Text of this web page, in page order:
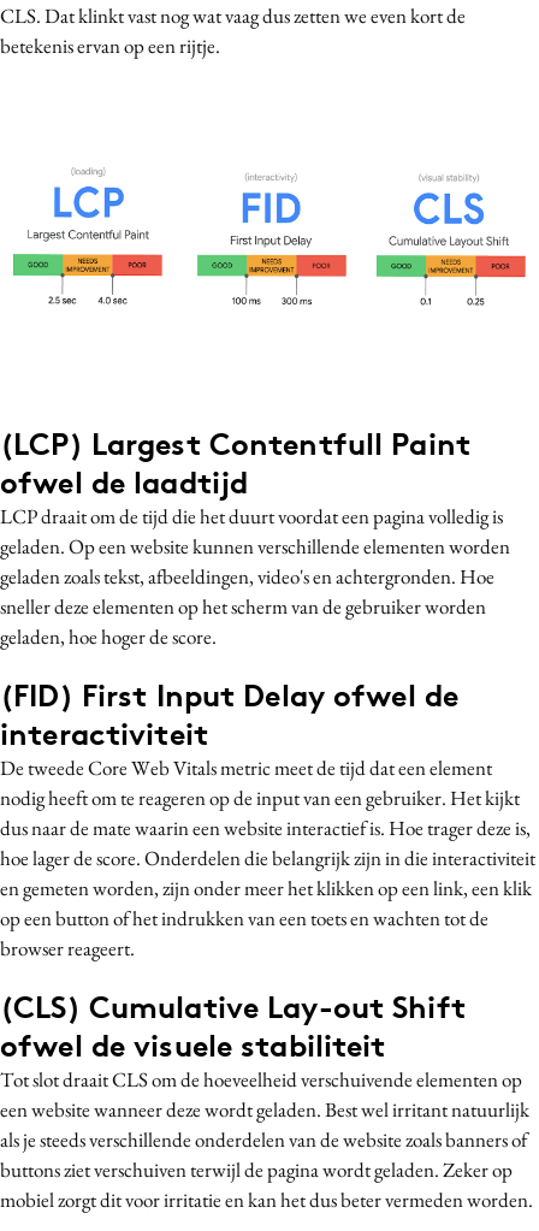
CLS. Dat klinkt vast nog wat vaag dus zetten we even kort de
betekenis ervan op een rijtje.
(LCP) Largest Contentfull Paint
ofwel de laadtijd
LCP draait om de tijd die het duurt voordat een pagina volledig is
geladen. Op een website kunnen verschillende elementen worden
geladen zoals tekst, afbeeldingen, video's en achtergronden. Hoe
sneller deze elementen op het scherm van de gebruiker worden
geladen, hoe hoger de score.
(FID) First Input Delay ofwel de
interactiviteit
De tweede Core Web Vitals metric meet de tijd dat een element
nodig heeft om te reageren op de input van een gebruiker. Het kijkt
dus naar de mate waarin een website interactief is. Hoe trager deze is,
hoe lager de score. Onderdelen die belangrijk zijn in die interactiviteit
en gemeten worden, zijn onder meer het klikken op een link, een klik
op een button of het indrukken van een toets en wachten tot de
browser reageert.
(CLS) Cumulative Lay-out Shift
ofwel de visuele stabiliteit
Tot slot draait CLS om de hoeveelheid verschuivende elementen op
een website wanneer deze wordt geladen. Best wel irritant natuurlijk
als je steeds verschillende onderdelen van de website zoals banners of
buttons ziet verschuiven terwijl de pagina wordt geladen. Zeker op
mobiel zorgt dit voor irritatie en kan het dus beter vermeden worden.